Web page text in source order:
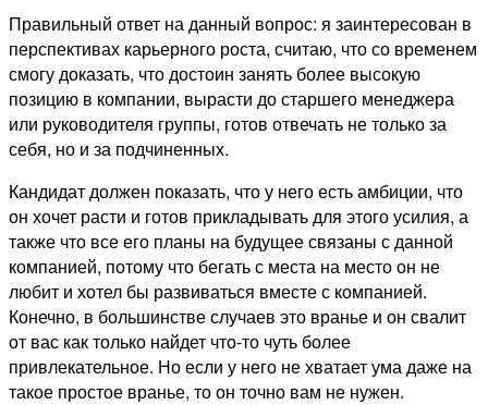
Правильный ответ на данный вопрос: я заинтересован в
перспективах карьерного роста, считаю, что со временем
смогу доказать, что достоин занять более высокую
позицию в компании, вырасти до старшего менеджера
или руководителя группы, готов отвечать не только за
себя, но и за подчиненных.
Кандидат должен показать, что у него есть амбиции, что
он хочет расти и готов прикладывать для этого усилия, а
также что все его планы на будущее связаны с данной
компанией, потому что бегать с места на место он не
любит и хотел бы развиваться вместе с компанией.
Конечно, в большинстве случаев это вранье и он свалит
от вас как только найдет что-то чуть более
привлекательное. Но если у него не хватает ума даже на
такое простое вранье, то он точно вам не нужен.